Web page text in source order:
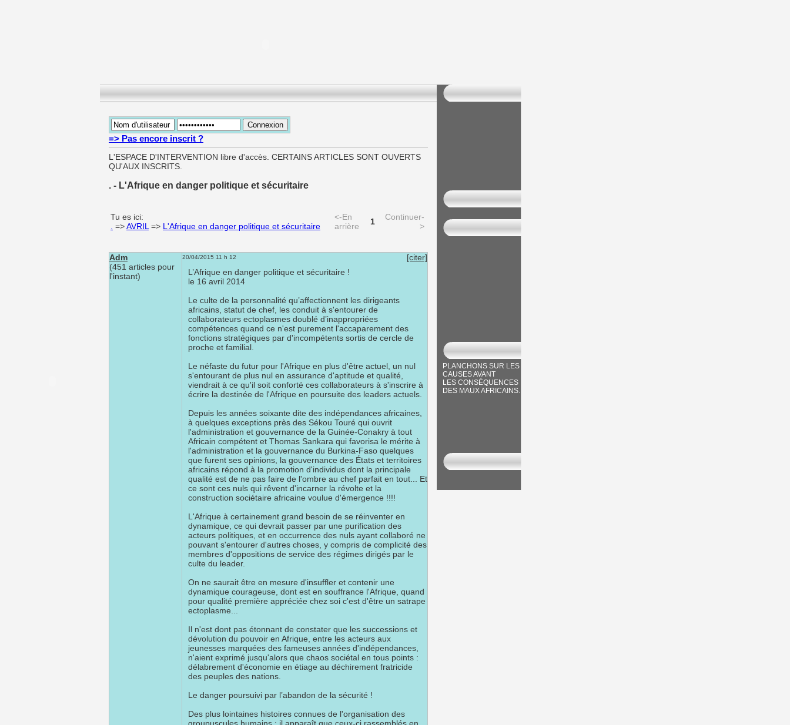
=> Pas encore inscrit ?
L'ESPACE D'INTERVENTION libre d'accès. CERTAINS ARTICLES SONT OUVERTS
QU'AUX INSCRITS.
. - L'Afrique en danger politique et sécuritaire
Tu es ici:
=>AVRIL => L'Afrique en danger politique et sécuritaire
<-En
arrière
1
Continuer-
>
Adm
(451 articles pour
l'instant)
20/04/2015 11 h 12
[citer]
L’Afrique en danger politique et sécuritaire !
le 16 avril 2014
Le culte de la personnalité qu’affectionnent les dirigeants
africains, statut de chef, les conduit à s'entourer de
collaborateurs ectoplasmes doublé d’inappropriées
compétences quand ce n'est purement l'accaparement des
fonctions stratégiques par d'incompétents sortis de cercle de
proche et familial.
Le néfaste du futur pour l'Afrique en plus d'être actuel, un nul
s'entourant de plus nul en assurance d'aptitude et qualité,
viendrait à ce qu'il soit conforté ces collaborateurs à s'inscrire à
écrire la destinée de l'Afrique en poursuite des leaders actuels.
Depuis les années soixante dite des indépendances africaines,
à quelques exceptions près des Sékou Touré qui ouvrit
l'administration et gouvernance de la Guinée-Conakry à tout
Africain compétent et Thomas Sankara qui favorisa le mérite à
l'administration et la gouvernance du Burkina-Faso quelques
que furent ses opinions, la gouvernance des États et territoires
africains répond à la promotion d'individus dont la principale
qualité est de ne pas faire de l'ombre au chef parfait en tout... Et
ce sont ces nuls qui rêvent d'incarner la révolte et la
construction sociétaire africaine voulue d'émergence !!!!
L'Afrique à certainement grand besoin de se réinventer en
dynamique, ce qui devrait passer par une purification des
acteurs politiques, et en occurrence des nuls ayant collaboré ne
pouvant s'entourer d'autres choses, y compris de complicité des
membres d'oppositions de service des régimes dirigés par le
culte du leader.
On ne saurait être en mesure d'insuffler et contenir une
dynamique courageuse, dont est en souffrance l'Afrique, quand
pour qualité première appréciée chez soi c'est d'être un satrape
ectoplasme...
Il n'est dont pas étonnant de constater que les successions et
dévolution du pouvoir en Afrique, entre les acteurs aux
jeunesses marquées des fameuses années d'indépendances,
n'aient exprimé jusqu'alors que chaos sociétal en tous points :
délabrement d'économie en étiage au déchirement fratricide
des peuples des nations.
Le danger poursuivi par l’abandon de la sécurité !
Des plus lointaines histoires connues de l'organisation des
PLANCHONS SUR LES
CAUSES AVANT
LES CONSÉQUENCES
DES MAUX AFRICAINS.